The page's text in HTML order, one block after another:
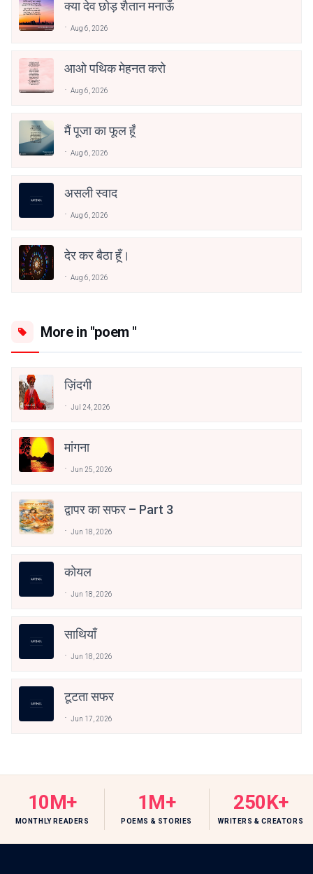
क्या देव छोड़ शैतान मनाऊँ
Aug 6, 2026
आओ पथिक मेहनत करो
Aug 6, 2026
मैं पूजा का फूल हूँ
Aug 6, 2026
असली स्वाद
Aug 6, 2026
देर कर बैठा हूँ।
Aug 6, 2026
More in "poem "
ज़िंदगी
Jul 24, 2026
मांगना
Jun 25, 2026
द्वापर का सफर – Part 3
Jun 18, 2026
कोयल
Jun 18, 2026
साथियाँ
Jun 18, 2026
टूटता सफर
Jun 17, 2026
10M+
MONTHLY READERS
1M+
POEMS & STORIES
250K+
WRITERS & CREATORS